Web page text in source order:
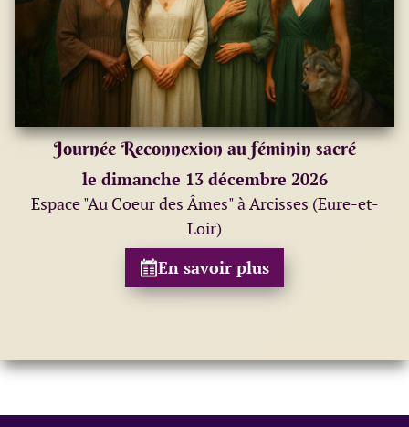
Journée Reconnexion au féminin sacré
le dimanche 13 décembre 2026
Espace "Au Coeur des Âmes" à Arcisses (Eure-et-
Loir)
En savoir plus